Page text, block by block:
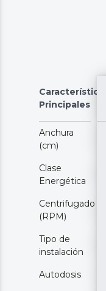
Características
Principales
Anchura
(cm)
Clase
Energética
Centrifugado
(RPM)
Tipo de
instalación
Autodosis